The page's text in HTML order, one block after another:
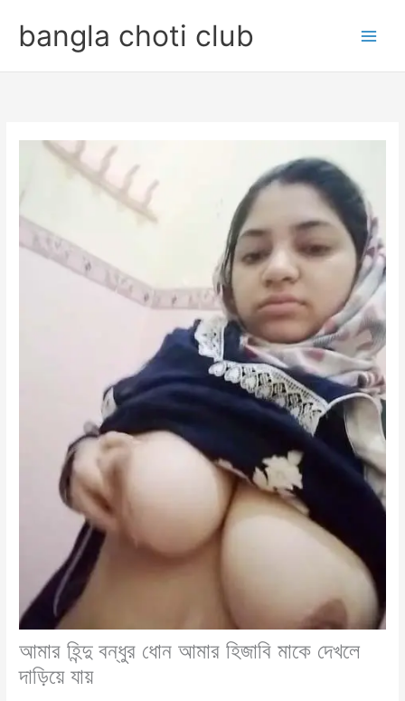
contentbangla choti club
আমার হিন্দু বন্ধুর ধোন আমার হিজাবি মাকে দেখলে
দাড়িয়ে যায়